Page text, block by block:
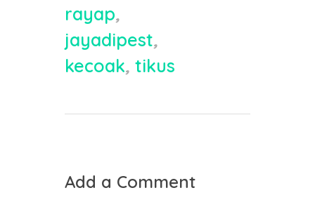
rayap,
jayadipest,
kecoak, tikus
Add a Comment